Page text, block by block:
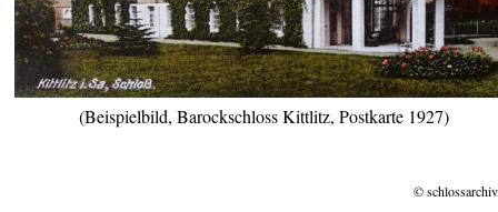
(Beispielbild, Barockschloss Kittlitz, Postkarte 1927)
©